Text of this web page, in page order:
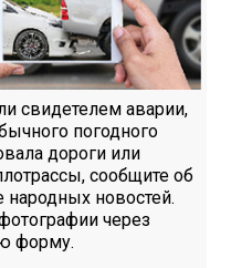
свидетелем аварии,
погодного
дороги или
сообщите об
народных новостей.
через
форму.